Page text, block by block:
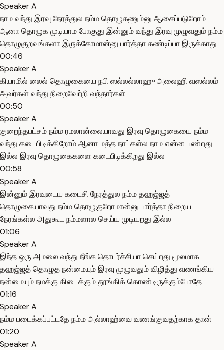
Speaker A
நாம வந்து இரவு நேரத்துல நம்ம தொழுகணும்னு ஆசைப்படுறோம்
ஆனா தொழுக முடியாம போகுது இன்னும் வந்து இரவு முழுவதும் நம்ம
தொழுகுறவங்களா இருக்கோமான்னு பார்த்தா கண்டிப்பா இருக்காது
00:46
Speaker A
கியாமில் லைல் தொழுகையை நபி ஸல்லல்லாஹு அலைஹி வஸல்லம்
அவர்கள் வந்து நிறைவேற்றி வந்தார்கள்
00:50
Speaker A
குறைந்தபட்சம் நம்ம ரமலான்லையாவது இரவு தொழுகையை நம்ம
வந்து கடைபிடிக்கிறோம் ஆனா மத்த நாட்கள்ல நாம என்ன பண்றது
இல்ல இரவு தொழுகைகளை கடைபிடிக்கிறது இல்ல
00:58
Speaker A
இன்னும் இரவுடைய கடைசி நேரத்துல நம்ம தஹஜ்ஜத்
தொழுகையாவது நம்ம தொழுகுறோமான்னு பார்த்தா நிறைய
நேரங்கள்ல அதுகூட நம்மளால செய்ய முடியறது இல்ல
01:06
Speaker A
இந்த ஒரு அமலை வந்து நீங்க தொடர்ச்சியா செய்றது மூலமாக
தஹஜ்ஜத் தொழுத நன்மையும் இரவு முழுவதும் விழித்து வணங்கிய
நன்மையும் நமக்கு கிடைக்கும் தூங்கிக் கொண்டிருக்கும்போதே
01:16
Speaker A
நம்ம படைக்கப்பட்டதே நம்ம அல்லாஹ்வை வணங்குவதற்காக தான்
01:20
Speaker A